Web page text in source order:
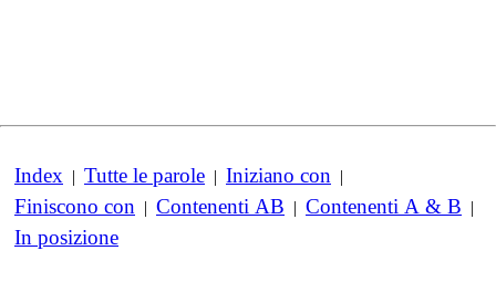
Index | Tutte le parole | Iniziano con |
Finiscono con | Contenenti AB | Contenenti A & B |
In posizione